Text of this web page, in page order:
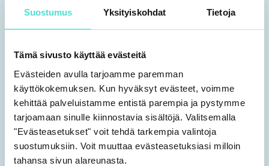
Suostumus Yksityiskohdat Tietoja
Tämä sivusto käyttää evästeitä
Evästeiden avulla tarjoamme paremman
käyttökokemuksen. Kun hyväksyt evästeet, voimme
kehittää palveluistamme entistä parempia ja pystymme
tarjoamaan sinulle kiinnostavia sisältöjä. Valitsemalla
"Evästeasetukset" voit tehdä tarkempia valintoja
suostumuksiin. Voit muuttaa evästeasetuksiasi milloin
tahansa sivun alareunasta.
markkinaehtoperiaatteeseen sekä
merkittävimmät siirtohinnoittelua
koskevat oikeustapaukset Suomessa
sekä niiden merkitys
katsaus tulevaan – uudistettu
verotusmenettelylain 31 § ja sen
vaikutukset
markkinaehtoperiaatteeseen.